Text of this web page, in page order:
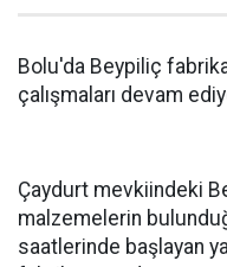
Bolu'da Beypiliç
çalışmaları devam
Çaydurt mevkiindeki
malzemelerin
saatlerinde başlayan